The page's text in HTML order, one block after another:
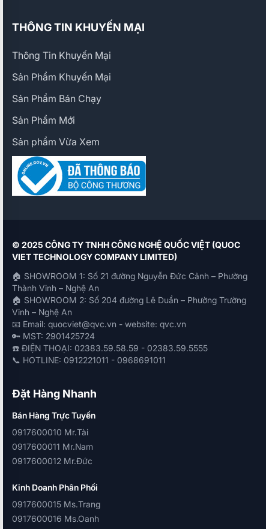
THÔNG TIN KHUYẾN MẠI
Thông Tin Khuyến Mại
Sản Phẩm Khuyến Mại
Sản Phẩm Bán Chạy
Sản Phẩm Mới
Sản phẩm Vừa Xem
© 2025 CÔNG TY TNHH CÔNG NGHỆ QUỐC VIỆT (QUOC
VIET TECHNOLOGY COMPANY LIMITED)
🏠 SHOWROOM 1: Số 21 đường Nguyễn Đức Cảnh – Phường
Thành Vinh – Nghệ An
🏠 SHOWROOM 2: Số 204 đường Lê Duẩn – Phường Trường
Vinh – Nghệ An
📧 Email: quocviet@qvc.vn - website: qvc.vn
🔑 MST: 2901425724
☎️ ĐIỆN THOẠI: 02383.59.58.59 - 02383.59.5555
📞 HOTLINE: 0912221011 - 0968691011
Đặt Hàng Nhanh
Bán Hàng Trực Tuyến
0917600010 Mr.Tài
0917600011 Mr.Nam
0917600012 Mr.Đức
Kinh Doanh Phân Phối
0917600015 Ms.Trang
0917600016 Ms.Oanh